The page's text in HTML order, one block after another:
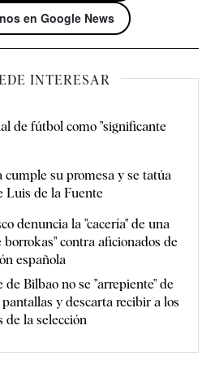
en Google News
INTERESAR
de fútbol como "significante
cumple su promesa y se tatúa
Luis de la Fuente
denuncia la "cacería" de una
borrokas" contra aficionados de
española
de Bilbao no se "arrepiente" de
y descarta recibir a los
de la selección